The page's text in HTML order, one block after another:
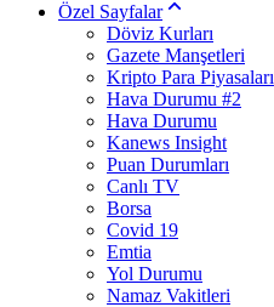
Özel Sayfalar
Döviz Kurları
Gazete Manşetleri
Kripto Para Piyasaları
Hava Durumu #2
Hava Durumu
Kanews Insight
Puan Durumları
Canlı TV
Borsa
Covid 19
Emtia
Yol Durumu
Namaz Vakitleri